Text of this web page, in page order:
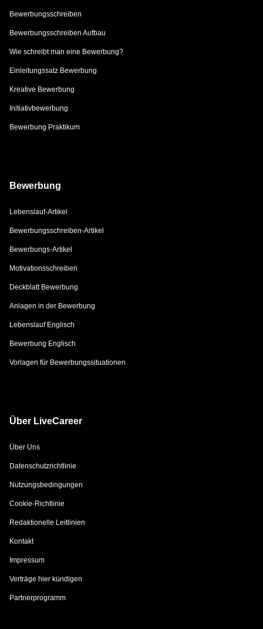
Bewerbungsschreiben
Bewerbungsschreiben Aufbau
Wie schreibt man eine Bewerbung?
Einleitungssatz Bewerbung
Kreative Bewerbung
Initiativbewerbung
Bewerbung Praktikum
Bewerbung
Lebenslauf-Artikel
Bewerbungsschreiben-Artikel
Bewerbungs-Artikel
Motivationsschreiben
Deckblatt Bewerbung
Anlagen in der Bewerbung
Lebenslauf Englisch
Bewerbung Englisch
Vorlagen für Bewerbungssituationen
Über LiveCareer
Über Uns
Datenschutzrichtlinie
Nutzungsbedingungen
Cookie-Richtlinie
Redaktionelle Leitlinien
Kontakt
Impressum
Verträge hier kündigen
Partnerprogramm